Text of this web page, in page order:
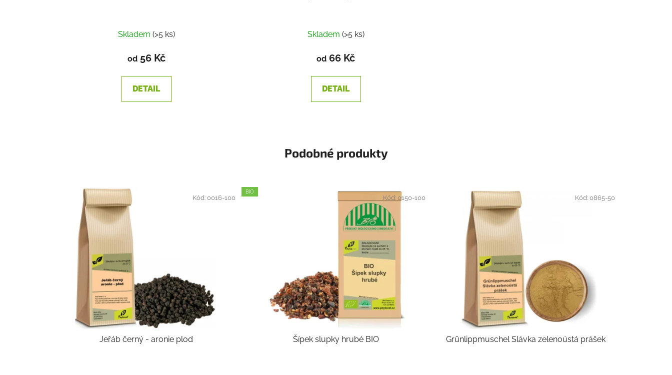
Skladem (>5 ks)
od56 Kč
DETAIL
Skladem (>5 ks)
od 66 Kč
DETAIL
Podobné produkty
Jeřáb černý - aronie plod
Kód:0016-100
BIO
Šípek slupky hrubé BIO
Kód:0150-100
Grünlippmuschel Slávka zelenoústá prášek
Kód:0865-50